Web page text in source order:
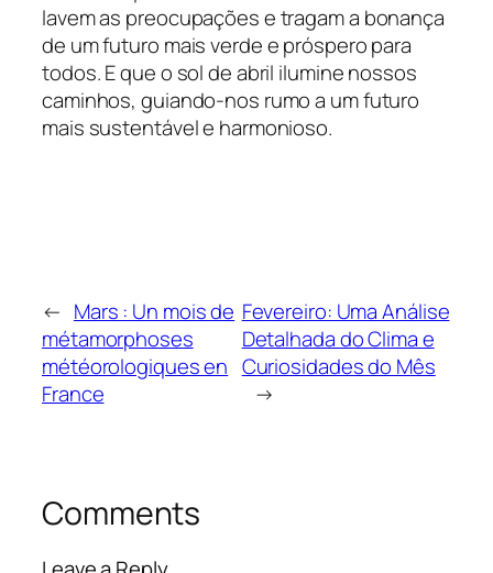
lavem as preocupações e tragam a bonança
de um futuro mais verde e próspero para
todos. E que o sol de abril ilumine nossos
caminhos, guiando-nos rumo a um futuro
mais sustentável e harmonioso.
← Mars : Un mois de
métamorphoses
météorologiques en
France
Fevereiro: Uma Análise
Detalhada do Clima e
Curiosidades do Mês
→
Comments